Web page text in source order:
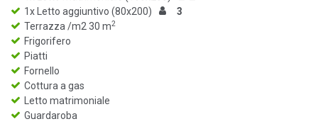
1x Letto aggiuntivo (80x200)
3
Terrazza /m2 30 m2
Frigorifero
Piatti
Fornello
Cottura a gas
Letto matrimoniale
Guardaroba